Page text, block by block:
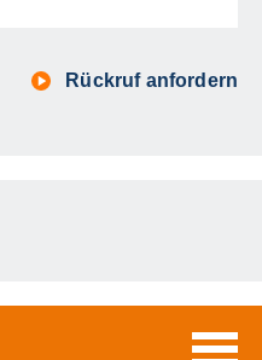
Rückruf anfordern